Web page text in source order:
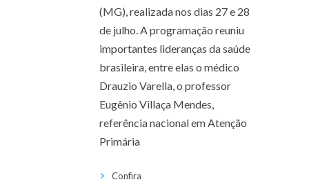
(MG), realizada nos dias 27 e 28
de julho. A programação reuniu
importantes lideranças da saúde
brasileira, entre elas o médico
Drauzio Varella, o professor
Eugênio Villaça Mendes,
referência nacional em Atenção
Primária
Confira